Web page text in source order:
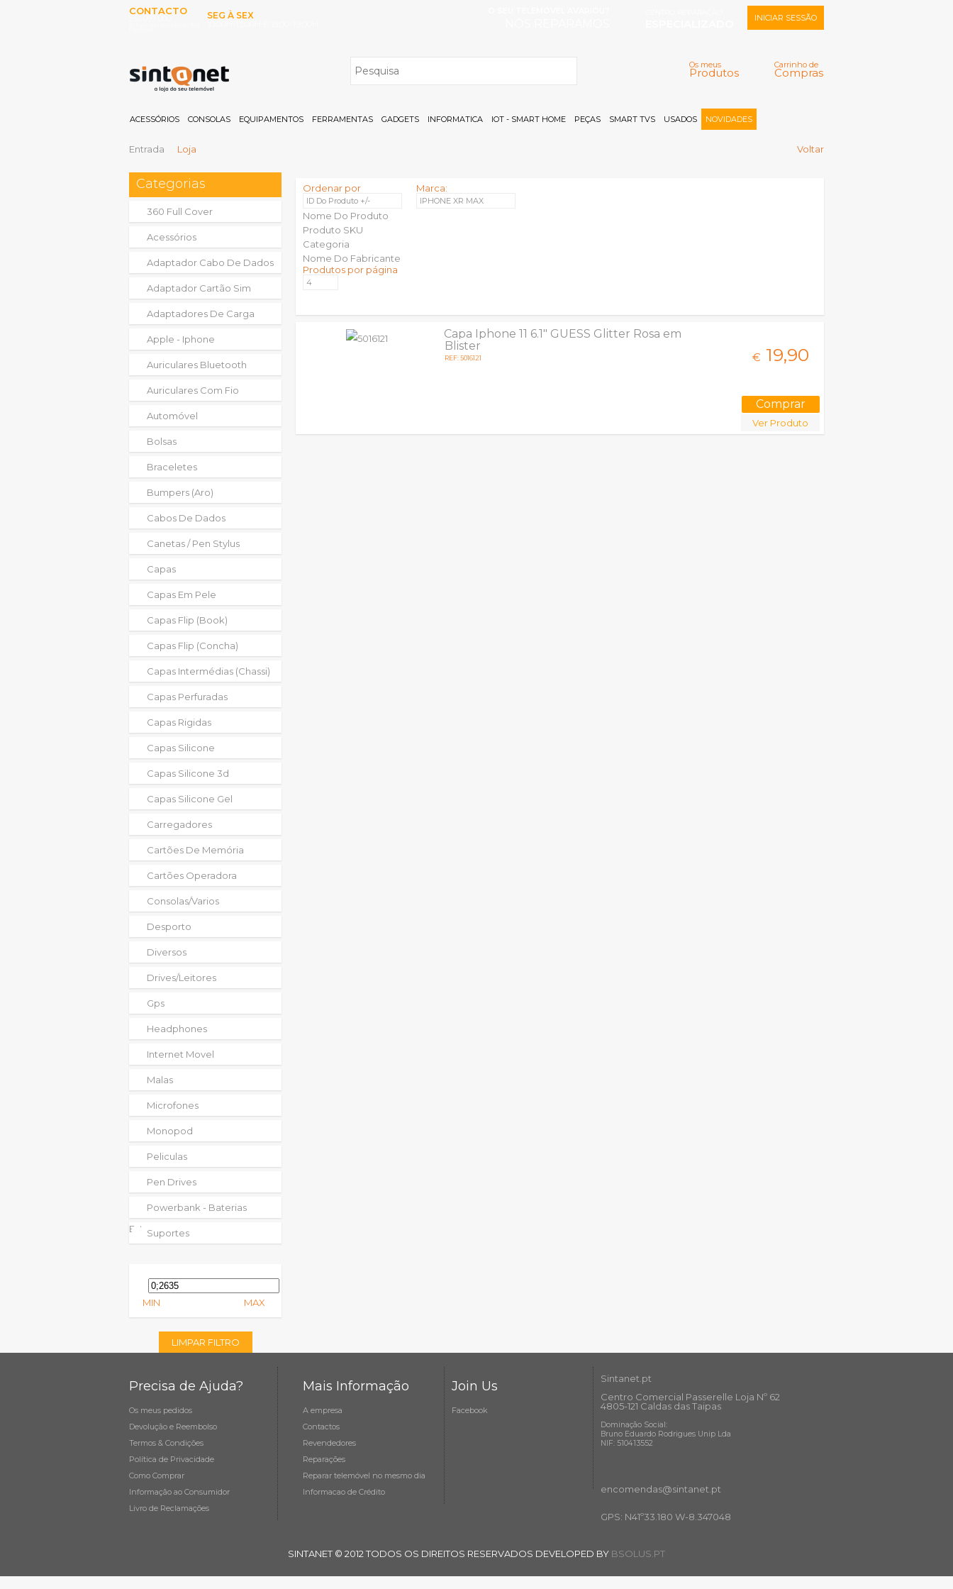
CONTACTO
SEG À SEX
Carrinho de
Compras
Os meus
Produtos
INICIAR SESSÃO
Memorizar
Registar |
ACESSÓRIOS CONSOLAS EQUIPAMENTOS FERRAMENTAS GADGETS INFORMATICA IOT - SMART HOME PEÇAS SMART TVS USADOS NOVIDADES
Entrada Loja Voltar
Categorias
360 Full Cover
Acessórios
Adaptador Cabo De Dados
Adaptador Cartão Sim
Adaptadores De Carga
Apple - Iphone
Auriculares Bluetooth
Auriculares Com Fio
Automóvel
Bolsas
Braceletes
Bumpers (aro)
Cabos De Dados
Canetas / Pen Stylus
Capas
Capas Em Pele
Capas Flip (book)
Capas Flip (concha)
Capas Intermédias (chassi)
Capas Perfuradas
Capas Rigidas
Capas Silicone
Capas Silicone 3d
Capas Silicone Gel
Carregadores
Cartões De Memória
Cartões Operadora
Consolas/varios
Desporto
Diversos
Drives/leitores
Gps
Headphones
Internet Movel
Malas
Microfones
Monopod
Peliculas
Pen Drives
Powerbank - Baterias
ExternasSuportes
MIN MAX
LIMPAR FILTRO
Ordenar por
ID Do Produto +/-
Nome Do Produto
Produto SKU
Categoria
Nome Do Fabricante
Marca:
IPHONE XR MAX
Produtos por página
Capa Iphone 11 6.1" GUESS Glitter Rosa em
Blister
REF: 5016121 € 19,90
Ver Produto
Precisa de Ajuda?
Os meus pedidos
Devolução e Reembolso
Termos & Condições
Política de Privacidade
Como Comprar
Informação ao Consumidor
Livro de Reclamações
Mais Informação
A empresa
Contactos
Revendedores
Reparações
Reparar telemóvel no mesmo dia
Informacao de Crédito
Join Us
Facebook
Sintanet.pt
Centro Comercial Passerelle Loja Nº 62
4805-121 Caldas das Taipas
Dominação Social:
Bruno Eduardo Rodrigues Unip Lda
NIF: 510413552
encomendas@sintanet .pt
GPS: N41º33.180 W-8.347048
SINTANET © 2012 TODOS OS DIREITOS RESERVADOS DEVELOPED BY BSOLUS.PT